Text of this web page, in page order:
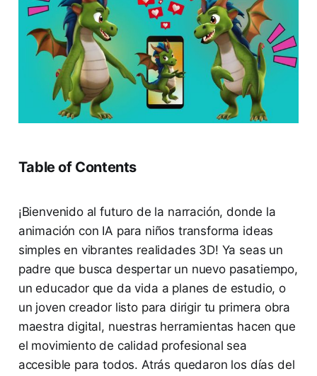
Table of Contents
¡Bienvenido al futuro de la narración, donde la
animación con IA para niños transforma ideas
simples en vibrantes realidades 3D! Ya seas un
padre que busca despertar un nuevo pasatiempo,
un educador que da vida a planes de estudio, o
un joven creador listo para dirigir tu primera obra
maestra digital, nuestras herramientas hacen que
el movimiento de calidad profesional sea
accesible para todos. Atrás quedaron los días del